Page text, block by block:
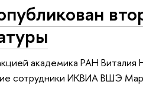
академика РАН
сотрудники ИКВИА ВШЭ